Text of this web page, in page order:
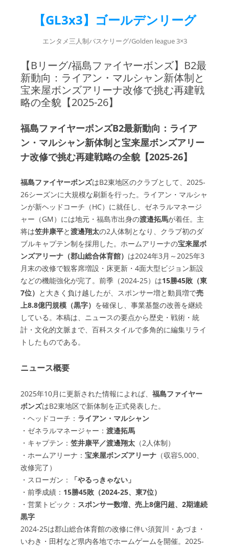
【GL3x3】ゴールデンリーグ
エンタメ三人制バスケリーグ/Golden league 3×3
【Bリーグ/福島ファイヤーボンズ】B2最
新動向：ライアン・マルシャン新体制と
宝来屋ボンズアリーナ改修で挑む再建戦
略の全貌【2025-26】
福島ファイヤーボンズB2最新動向：ライア
ン・マルシャン新体制と宝来屋ボンズアリー
ナ改修で挑む再建戦略の全貌【2025-26】
福島ファイヤーボンズはB2東地区のクラブとして、2025-
26シーズンに大規模な刷新を行った。ライアン・マルシャ
ンが新ヘッドコーチ（HC）に就任し、ゼネラルマネージ
ャー（GM）には地元・福島市出身の渡邉拓馬が着任。主
将は笠井康平と渡邊翔太の2人体制となり、クラブ初のダ
ブルキャプテン制を採用した。ホームアリーナの宝来屋ボ
ンズアリーナ（郡山総合体育館） は2024年3月～2025年3
月末の改修で観客席増設・床更新・4面大型ビジョン新設
などの機能強化が完了。前季（2024-25）は15勝45敗（東
7位） と大きく負け越したが、スポンサー増と動員増で売
上8.8億円規模（黒字） を確保し、事業基盤の改善を継続
している。本稿は、ニュースの要点から歴史・戦術・統
計・文化的文脈まで、百科スタイルで多角的に編集リライ
トしたものである。
ニュース概要
2025年10月に更新された情報によれば、 福島ファイヤー
ボンズはB2東地区で新体制を正式発表した。
・ヘッドコーチ： ライアン・マルシャン
・ゼネラルマネージャー： 渡邉拓馬
・キャプテン： 笠井康平／渡邊翔太 （2人体制）
・ホームアリーナ： 宝来屋ボンズアリーナ （収容5,000、
改修完了）
・スローガン：
「やるっきゃない」
・前季成績： 15勝45敗（2024-25、東7位）
・営業トピック： スポンサー数増、売上8億円超、2期連続
黒字
2024-25は郡山総合体育館の改修に伴い須賀川・あづま・
いわき・田村など県内各地でホームゲームを開催。2025-